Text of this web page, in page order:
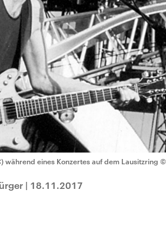
während eines Konzertes auf dem Lausitzring ©
| 18.11.2017